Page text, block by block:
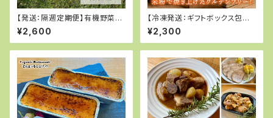
【発送：隔週定期便】有機野菜S
サイズ
¥2,600
【冷凍発送：ギフトボックス包装】
有機やさいたっぷり 京都ケー
ク・サレ 550g
¥2,300